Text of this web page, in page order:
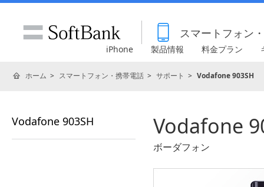
スマートフォン
iPhone 製品情報 料金プラン
ホーム スマートフォン・携帯電話 サポート Vodafone 903SH
Vodafone
ボーダフォン
Vodafone 903SH